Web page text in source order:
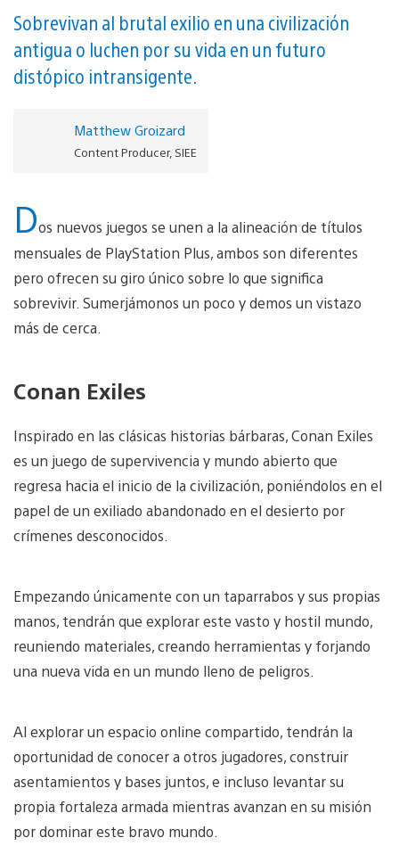
Sobrevivan al brutal exilio en una civilización
antigua o luchen por su vida en un futuro
distópico intransigente.
Matthew Groizard
Content Producer, SIEE
Dos nuevos juegos se unen a la alineación de títulos
mensuales de PlayStation Plus, ambos son diferentes
pero ofrecen su giro único sobre lo que significa
sobrevivir. Sumerjámonos un poco y demos un vistazo
más de cerca.
Conan Exiles
Inspirado en las clásicas historias bárbaras, Conan Exiles
es un juego de supervivencia y mundo abierto que
regresa hacia el inicio de la civilización, poniéndolos en el
papel de un exiliado abandonado en el desierto por
crímenes desconocidos.
Empezando únicamente con un taparrabos y sus propias
manos, tendrán que explorar este vasto y hostil mundo,
reuniendo materiales, creando herramientas y forjando
una nueva vida en un mundo lleno de peligros.
Al explorar un espacio online compartido, tendrán la
oportunidad de conocer a otros jugadores, construir
asentamientos y bases juntos, e incluso levantar su
propia fortaleza armada mientras avanzan en su misión
por dominar este bravo mundo.